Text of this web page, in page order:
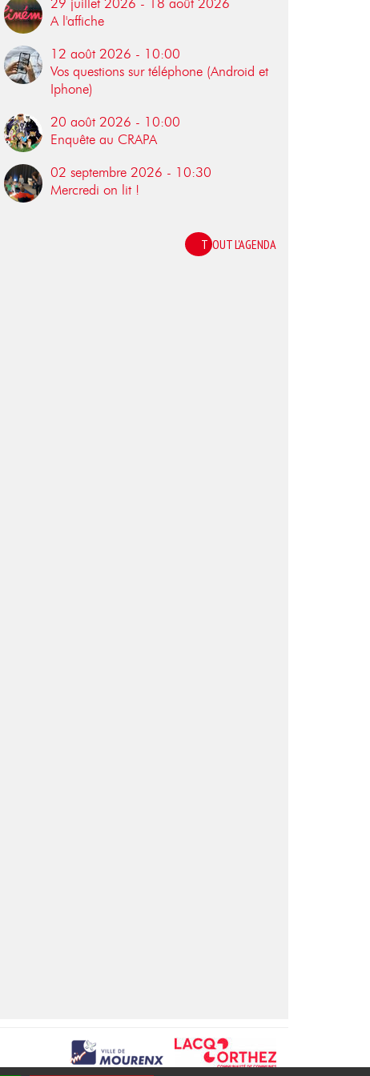
29 juillet 2026 - 18 août 2026
A l'affiche
12 août 2026 - 10:00
Vos questions sur téléphone (Android et
Iphone)
20 août 2026 - 10:00
Enquête au CRAPA
02 septembre 2026 - 10:30
Mercredi on lit !
TOUT L'AGENDA